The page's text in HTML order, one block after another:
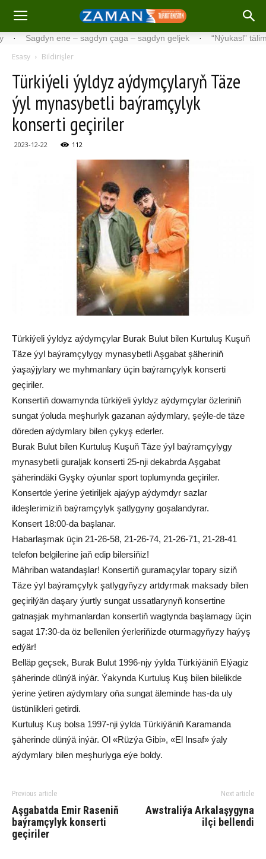
ene – sagdyn çaga – sagdyn geljek · “Nýukasl” tälimçisini
Esasy Bildirişler
Türkiýeli ýyldyz aýdymçylaryň Täze
ýyl mynasybetli baýramçylyk
konserti geçiriler
2023-12-22 112
Türkiýeli ýyldyz aýdymçylar Burak Bulut bilen Kurtuluş Kuşuň
Täze ýyl baýramçylygy mynasybetli Aşgabat şäheriniň
ýaşaýjylary we myhmanlary üçin baýramçylyk konserti
geçiriler.
Konsertiň dowamynda türkiýeli ýyldyz aýdymçylar özleriniň
sungat ýoluda meşhurlyk gazanan aýdymlary, şeýle-de täze
döreden aýdymlary bilen çykyş ederler.
Burak Bulut bilen Kurtuluş Kuşuň Täze ýyl baýramçylygy
mynasybetli guraljak konserti 25-nji dekabrda Aşgabat
şäherindäki Gyşky oýunlar sport toplumynda geçiriler.
Konsertde ýerine ýetiriljek ajaýyp aýdymdyr sazlar
ildeşlerimiziň baýramçylyk şatlygyny goşalandyrar.
Konsert 18:00-da başlanar.
Habarlaşmak üçin 21-26-58, 21-26-74, 21-26-71, 21-28-41
telefon belgilerine jaň edip bilersiňiz!
Mähriban watandaşlar! Konsertiň guramaçylar topary siziň
Täze ýyl baýramçylyk şatlygyňyzy artdyrmak maksady bilen
geçirilýän daşary ýurtly sungat ussatlarynyň konsertine
gatnaşjak myhmanlardan konsertiň wagtynda başlamagy üçin
sagat 17:30-da öz bellenilen ýerleriňizde oturmagyňyzy haýyş
edýär!
Belläp geçsek, Burak Bulut 1996-njy ýylda Türkiýäniň Elýagiz
şäherinde dünýä inýär. Ýakynda Kurtuluş Kuş bilen bilelikde
ýerine ýetiren aýdymlary oňa sungat äleminde has-da uly
üstünlikleri getirdi.
Kurtuluş Kuş bolsa 1997-nji ýylda Türkiýäniň Karamanda
şäherinde dünýä inýär. Ol «Rüzýa Gibi», «El Insaf» ýaly
aýdymlary bilen meşhurlyga eýe boldy.
Previous article
Aşgabatda Emir Raseniň
baýramçylyk konserti
geçiriler
Next article
Awstraliýa Arkalaşygyna
ilçi bellendi